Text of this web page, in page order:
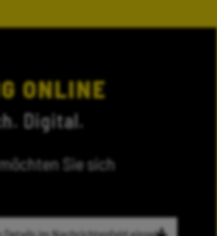
ONLINE
Digital.
Sie sich